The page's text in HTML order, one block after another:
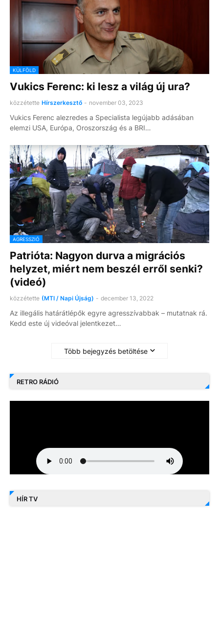
KÜLFÖLD
Vukics Ferenc: ki lesz a világ új ura?
közzétette Hírszerkesztő - november 03, 2023
Vukics Ferenc alezredes a Specialista legújabb adásában
elemzi USA, Európa, Oroszország és a BRI…
AGRESSZIÓ
Patrióta: Nagyon durva a migrációs
helyzet, miért nem beszél erről senki?
(videó)
közzétette (MTI / Napi Újság) - december 13, 2022
Az illegális határátlépők egyre agresszívabbak – mutatnak rá.
Kedd este új videóval jelentkezet…
Több bejegyzés betöltése
RETRO RÁDIÓ
HÍR TV